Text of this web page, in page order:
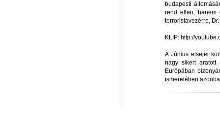
budapesti
rend ellen, hanem
terroristavezérre,
KLIP: http://
A Június elsejei
nagy sikert aratott
Európában
ismeretében